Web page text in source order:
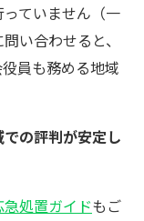
ていません（一
い合わせると、
員も務める地域
の評判が安定し
急処置ガイドもご